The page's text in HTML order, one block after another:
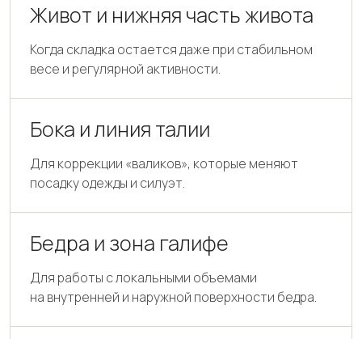
Живот и нижняя часть живота
Когда складка остается даже при стабильном
весе и регулярной активности.
Бока и линия талии
Для коррекции «валиков», которые меняют
посадку одежды и силуэт.
Бедра и зона галифе
Для работы с локальными объемами
на внутренней и наружной поверхности бедра.